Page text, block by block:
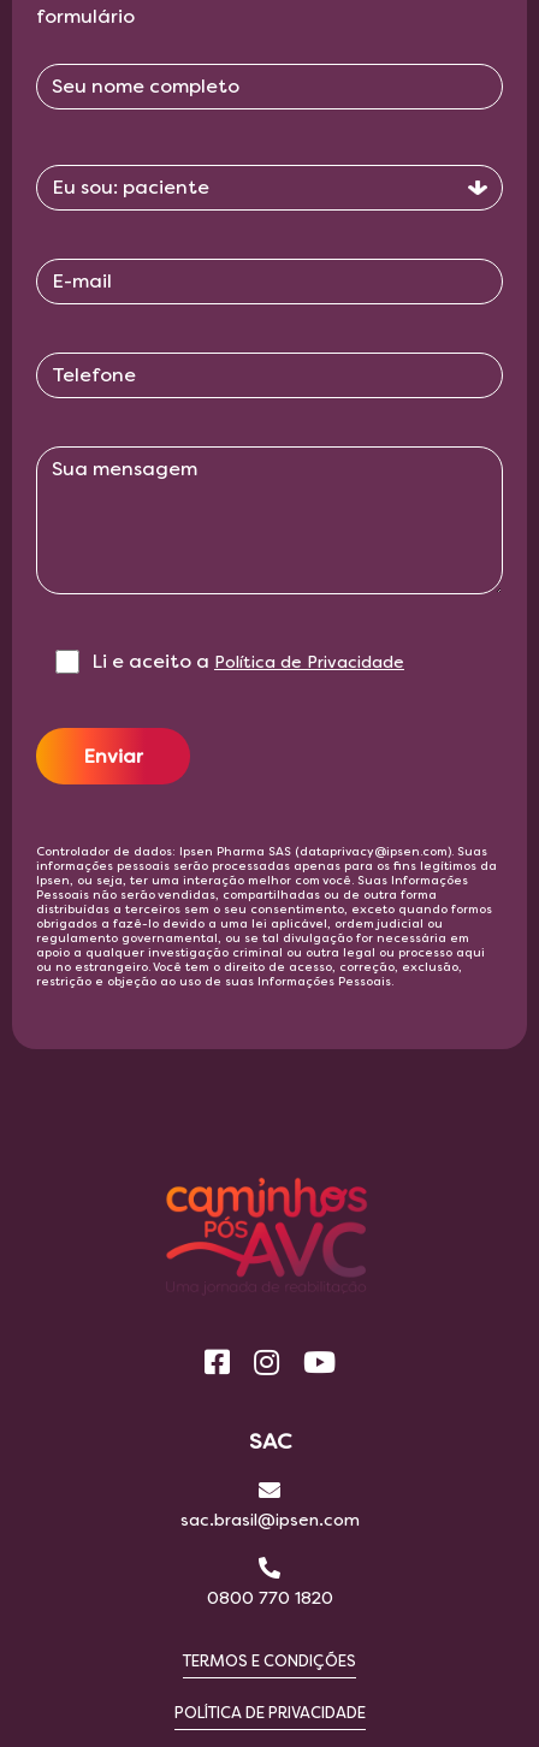
formulário
Li e aceito a‎ ‎ Política de Privacidade
Enviar
Controlador de dados: Ipsen Pharma SAS (dataprivacy@ipsen.com). Suas
informações pessoais serão processadas apenas para os fins legítimos da
Ipsen, ou seja, ter uma interação melhor com você. Suas Informações
Pessoais não serão vendidas, compartilhadas ou de outra forma
distribuídas a terceiros sem o seu consentimento, exceto quando formos
obrigados a fazê-lo devido a uma lei aplicável, ordem judicial ou
regulamento governamental, ou se tal divulgação for necessária em
apoio a qualquer investigação criminal ou outra legal ou processo aqui
ou no estrangeiro. Você tem o direito de acesso, correção, exclusão,
restrição e objeção ao uso de suas Informações Pessoais.​
SAC
sac.brasil@ipsen.com
0800 770 1820
TERMOS E CONDIÇÕES
POLÍTICA DE PRIVACIDADE